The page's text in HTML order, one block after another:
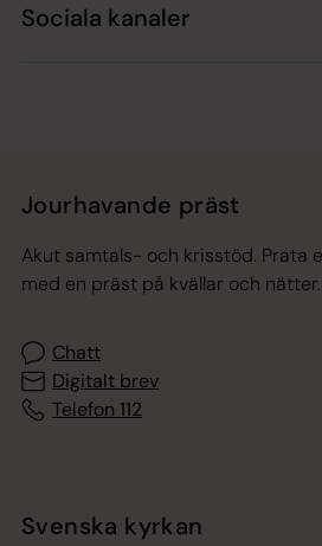
Sociala kanaler
Jourhavande präst
Akut samtals- och krisstöd. Prata
med en präst på kvällar och nätter.
Chatt
Digitalt brev
Telefon 112
Svenska kyrkan